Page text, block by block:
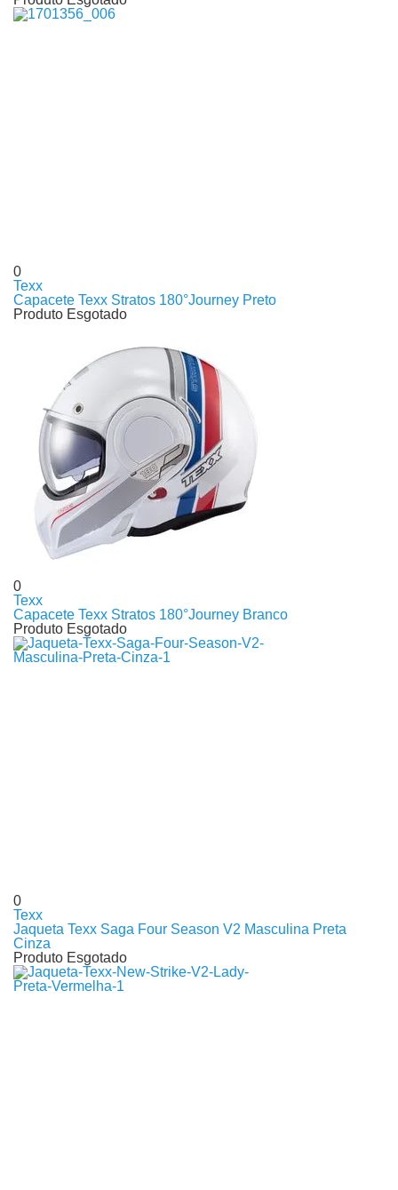
0
Texx
Capacete Texx Stratos 180°Journey Preto
Produto Esgotado
0
Texx
Capacete Texx Stratos 180°Journey Branco
Produto Esgotado
0
Texx
Jaqueta Texx Saga Four Season V2 Masculina Preta
Cinza
Produto Esgotado